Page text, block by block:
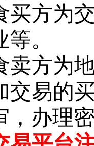
买方为
。
卖方为
交易的
，办理